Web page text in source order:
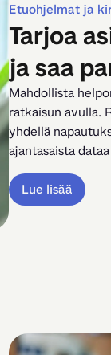
Etuohjelmat ja
Tarjoa
ja saa
Mahdollista
ratkaisun avulla.
yhdellä
ajantasaista
Lue lisää